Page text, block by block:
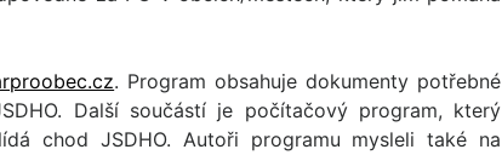
. Program obsahuje dokumenty potřebné
Další součástí je počítačový program, který
chod JSDHO. Autoři programu mysleli také na